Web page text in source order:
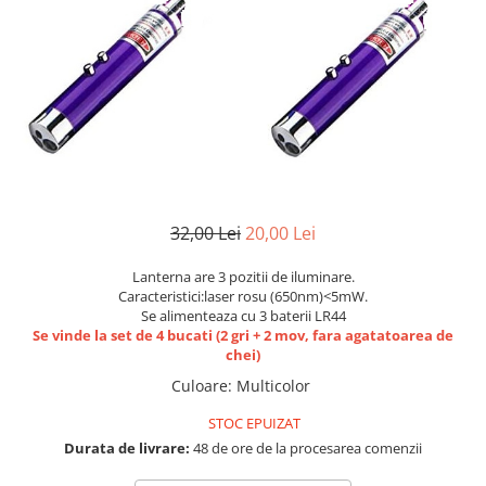
Seturi cadou barbati
Seturi cadou barbati portofel si curea
Ceasuri pentru EL
Cadouri craciun barbati
Lenjerii de pat Disney
Sepci personalizate
Bannere personalizate scoli si gradinite
Caserole personalizate sandwich
Saculeti personalizati
Agende si caiete personalizate
32,00 Lei20,00 Lei
Lanterna are 3 pozitii de iluminare.
Caracteristici:laser rosu (650nm)<5mW.
Se alimenteaza cu 3 baterii LR44
Se vinde la set de 4 bucati (2 gri + 2 mov, fara agatatoarea de
chei)
Culoare: Multicolor
STOC EPUIZAT
Durata de livrare: 48 de ore de la procesarea comenzii